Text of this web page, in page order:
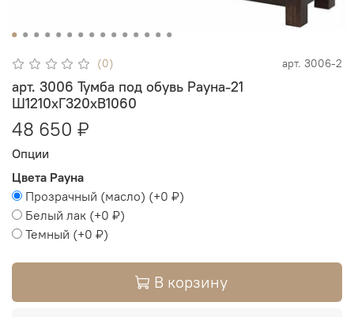
(0) арт. 3006-2
арт. 3006 Тумба под обувь Рауна-21
Ш1210xГ320xВ1060
48 650 ₽
Опции
Цвета Рауна
Прозрачный (масло) (+0 ₽)
Белый лак (+0 ₽)
Темный (+0 ₽)
В корзину